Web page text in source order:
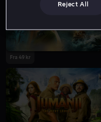
Fra 49 kr
Reject All